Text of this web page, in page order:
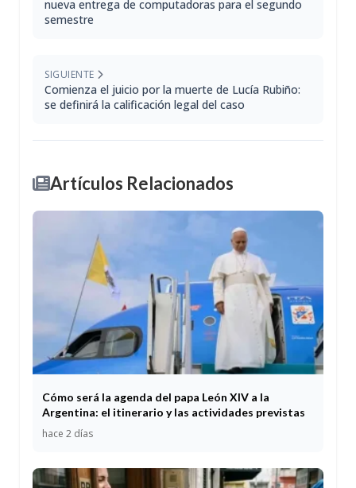
nueva entrega de computadoras para el segundo
semestre
SIGUIENTE
Comienza el juicio por la muerte de Lucía Rubiño:
se definirá la calificación legal del caso
Artículos Relacionados
Cómo será la agenda del papa León XIV a la
Argentina: el itinerario y las actividades previstas
hace 2 días